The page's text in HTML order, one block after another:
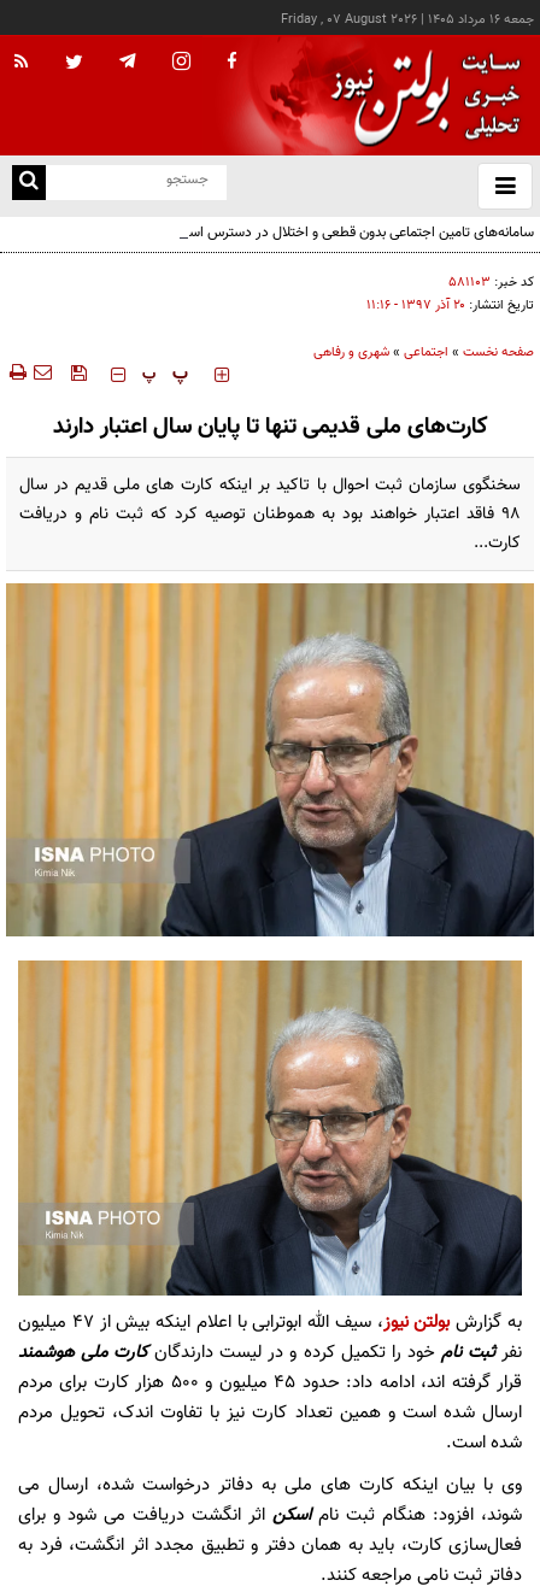
جمعه ۱۶ مرداد ۱۴۰۵ |
Friday , 07 August 2026
باز
و
سامانه‌های تامین اجتماعی بدون قطعی و اختلال در دسترس است
کد خبر: ۵۸۱۱۰۳
تاریخ انتشار: ۲۰ آذر ۱۳۹۷ - ۱۱:۱۶
صفحه نخست » اجتماعی »شهری و رفاهی
‍‍‍ پ پ
کارت‌های ملی قدیمی تنها تا پایان سال اعتبار دارند
سخنگوی سازمان ثبت احوال با تاکید بر اینکه کارت های ملی قدیم در سال
۹۸ فاقد اعتبار خواهند بود به هموطنان توصیه کرد که ثبت نام و دریافت
کارت...
به گزارشبولتن نیوز
، سیف الله ابوترابی با اعلام اینکه بیش از ۴۷ میلیون
نفرثبت نام خود را تکمیل کرده و در لیست دارندگانکارت ملی هوشمند
قرار گرفته اند، ادامه داد: حدود ۴۵ میلیون و ۵۰۰ هزار کارت برای مردم
ارسال شده است و همین تعداد کارت نیز با تفاوت اندک، تحویل مردم
شده است.
وی با بیان اینکه کارت های ملی به دفاتر درخواست شده، ارسال می
شوند، افزود: هنگام ثبت ناماسکن اثر انگشت دریافت می شود و برای
فعال‌سازی کارت، باید به همان دفتر و تطبیق مجدد اثر انگشت، فرد به
دفاتر ثبت نامی مراجعه کنند.